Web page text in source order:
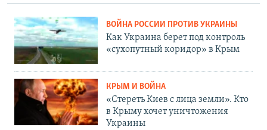
ВОЙНА РОССИИ ПРОТИВ УКРАИНЫ
Как Украина берет под контроль
«сухопутный коридор» в Крым
КРЫМ И ВОЙНА
«Стереть Киев с лица земли». Кто
в Крыму хочет уничтожения
Украины